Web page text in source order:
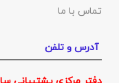
تماس با ما
آدرس و تلفن